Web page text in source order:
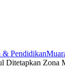
& Pendidikan
Ditetapkan Zona